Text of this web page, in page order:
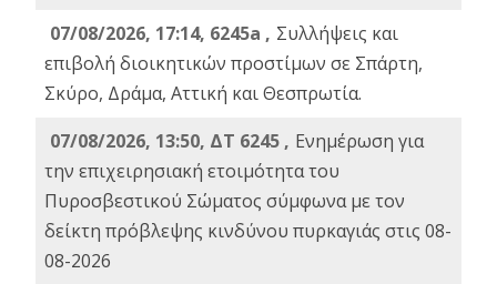
07/08/2026, 17:14, 6245a , Συλλήψεις και
επιβολή διοικητικών προστίμων σε Σπάρτη,
Σκύρο, Δράμα, Αττική και Θεσπρωτία.
07/08/2026, 13:50, ΔΤ 6245 , Ενημέρωση για
την επιχειρησιακή ετοιμότητα του
Πυροσβεστικού Σώματος σύμφωνα με τον
δείκτη πρόβλεψης κινδύνου πυρκαγιάς στις 08-
08-2026